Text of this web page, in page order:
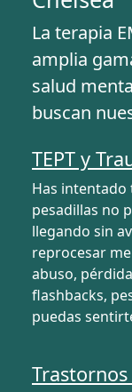
La terapia
amplia
salud
buscan
TEPT y
Has
pesadillas no
llegando sin
reprocesar
abuso,
flashbacks,
puedas